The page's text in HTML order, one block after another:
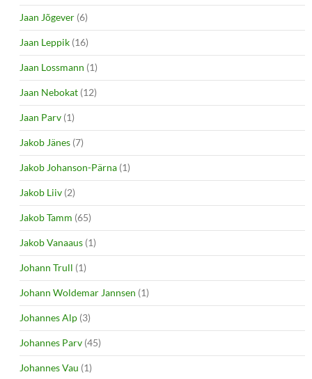
Jaan Jõgever (6)
Jaan Leppik (16)
Jaan Lossmann (1)
Jaan Nebokat (12)
Jaan Parv (1)
Jakob Jänes (7)
Jakob Johanson-Pärna (1)
Jakob Liiv (2)
Jakob Tamm (65)
Jakob Vanaaus (1)
Johann Trull (1)
Johann Woldemar Jannsen (1)
Johannes Alp (3)
Johannes Parv (45)
Johannes Vau (1)